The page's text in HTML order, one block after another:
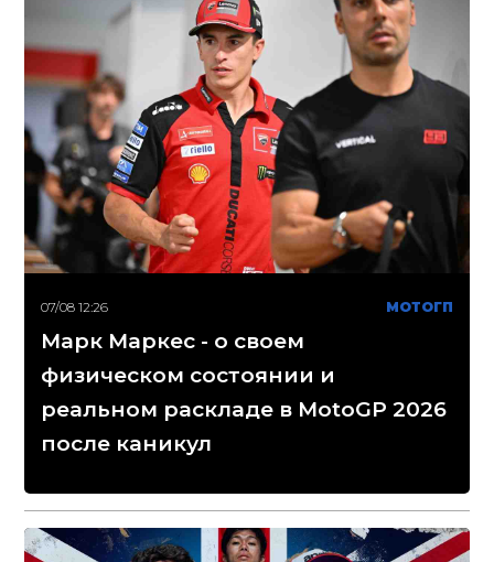
07/08 12:26 МОТОГП
Марк Маркес - о своем
физическом состоянии и
реальном раскладе в MotoGP 2026
после каникул